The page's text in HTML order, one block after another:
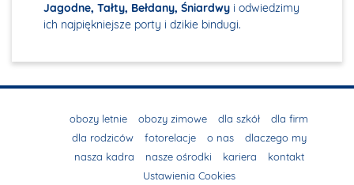
Jagodne, Tałty, Bełdany, Śniardwy i odwiedzimy
ich najpiękniejsze porty i dzikie bindugi.
obozy letnie obozy zimowe dla szkół
dla firm
dla rodziców
fotorelacje o nas
dlaczego my
nasza kadra
nasze ośrodki kariera
kontakt
Ustawienia Cookies